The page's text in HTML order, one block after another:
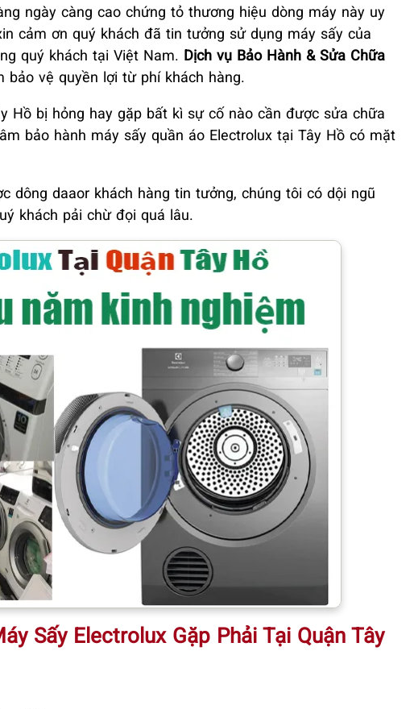
ngày càng cao chứng tỏ thương hiệu dòng máy này uy
cảm ơn quý khách đã tin tưởng sử dụng máy sấy của
quý khách tại Việt Nam. Dịch vụ Bảo Hành & Sửa Chữa
bảo vệ quyền lợi từ phí khách hàng.
Hồ bị hỏng hay gặp bất kì sự cố nào cần được sửa chữa
bảo hành máy sấy quần áo Electrolux tại Tây Hồ có mặt
dông daaor khách hàng tin tưởng, chúng tôi có dội ngũ
khách pải chừ đọi quá lâu.
Sấy Electrolux Gặp Phải Tại Quận Tây